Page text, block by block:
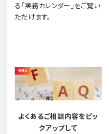
る「実務カレンダー」をご覧い
ただけます。
よくあるご相談内容をピッ
クアップして